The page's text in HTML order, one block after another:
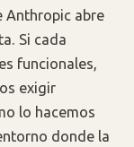
Anthropic abre
Si cada
funcionales,
exigir
lo hacemos
donde la